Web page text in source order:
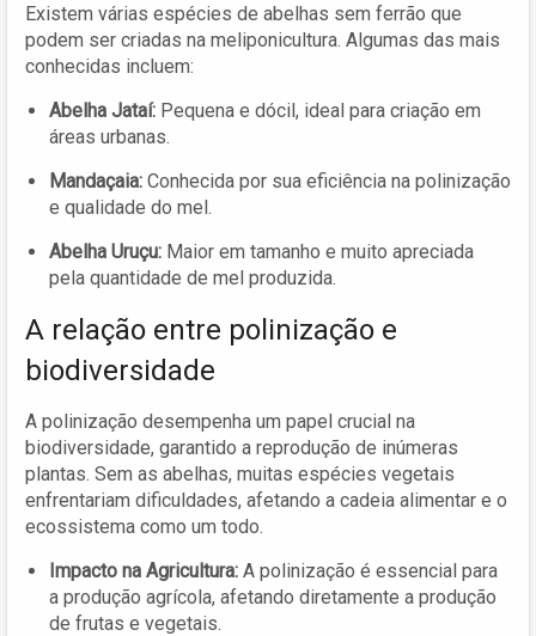
Existem várias espécies de abelhas sem ferrão que
podem ser criadas na meliponicultura. Algumas das mais
conhecidas incluem:
Abelha Jataí: Pequena e dócil, ideal para criação em
áreas urbanas.
Mandaçaia: Conhecida por sua eficiência na polinização
e qualidade do mel.
Abelha Uruçu: Maior em tamanho e muito apreciada
pela quantidade de mel produzida.
A relação entre polinização e
biodiversidade
A polinização desempenha um papel crucial na
biodiversidade, garantido a reprodução de inúmeras
plantas. Sem as abelhas, muitas espécies vegetais
enfrentariam dificuldades, afetando a cadeia alimentar e o
ecossistema como um todo.
Impacto na Agricultura: A polinização é essencial para
a produção agrícola, afetando diretamente a produção
de frutas e vegetais.